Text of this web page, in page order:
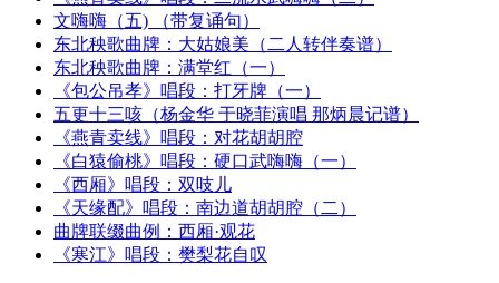
文嗨嗨（五) （带复诵句）
东北秧歌曲牌：大姑娘美（二人转伴奏谱）
东北秧歌曲牌：满堂红（一）
《包公吊孝》唱段：打牙牌（一）
五更十三咳（杨金华 于晓菲演唱 那炳晨记谱）
《燕青卖线》唱段：对花胡胡腔
《白猿偷桃》唱段：硬口武嗨嗨（一）
《西厢》唱段：双吱儿
《天缘配》唱段：南边道胡胡腔（二）
曲牌联缀曲例：西厢·观花
《寒江》唱段：樊梨花自叹